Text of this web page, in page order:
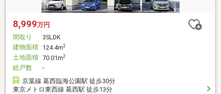
8,999万円
間取り
3SLDK
建物面積 124.4m2
土地面積 70.01m2
総戸数
-
京葉線 葛西臨海公園駅 徒歩30分
東京メトロ東西線 葛西駅 徒歩13分